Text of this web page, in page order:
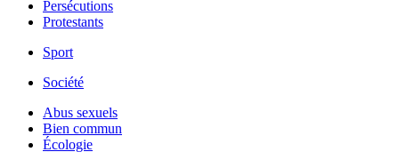
Persécutions
Protestants
Sport
Société
Abus sexuels
Bien commun
Écologie